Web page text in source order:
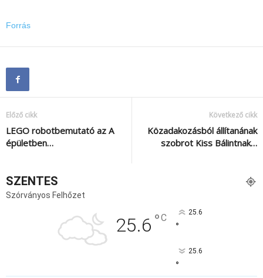
Forrás
Előző cikk
LEGO robotbemutató az A
épületben…
Következő cikk
Közadakozásból állítanának
szobrot Kiss Bálintnak…
SZENTES
Szórványos Felhőzet
25.6 °C 25.6
°
25.6
°